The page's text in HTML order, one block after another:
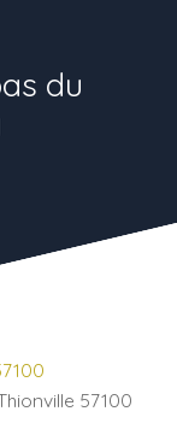
du
57100